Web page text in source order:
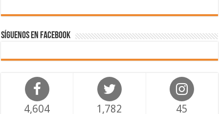
Síguenos en Facebook
4,604 1,782 45